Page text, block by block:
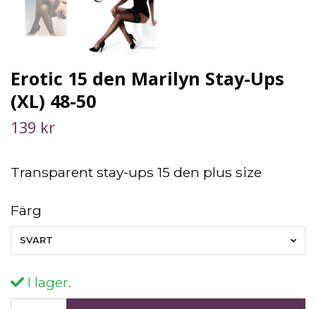
Erotic 15 den Marilyn Stay-Ups
(XL) 48-50
139 kr
Transparent stay-ups 15 den plus size
Färg
SVART
I lager.